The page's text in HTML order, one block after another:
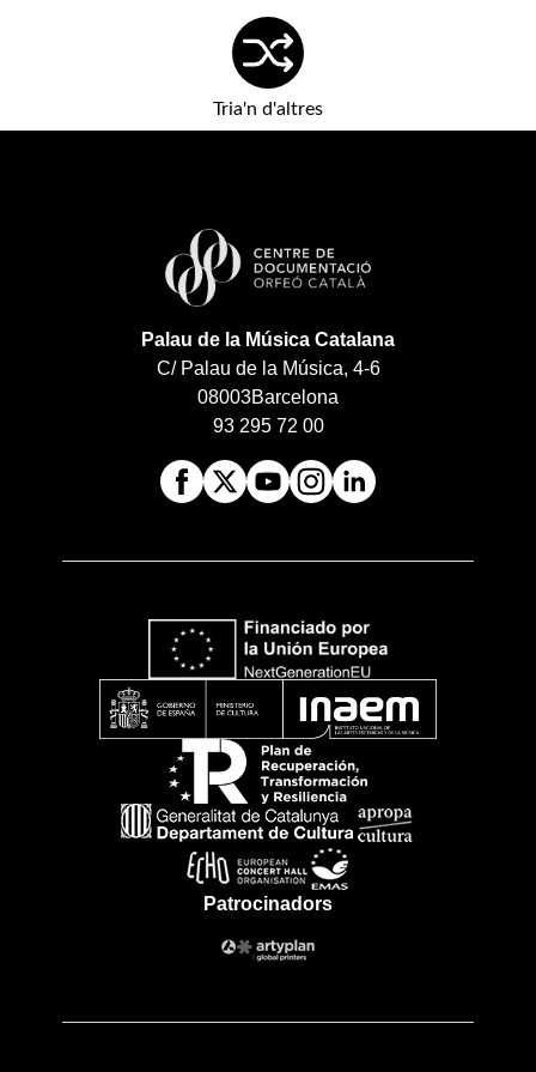
Tria'n d'altres
Palau de la Música Catalana
C/ Palau de la Música, 4-6
08003Barcelona
93 295 72 00
Patrocinadors